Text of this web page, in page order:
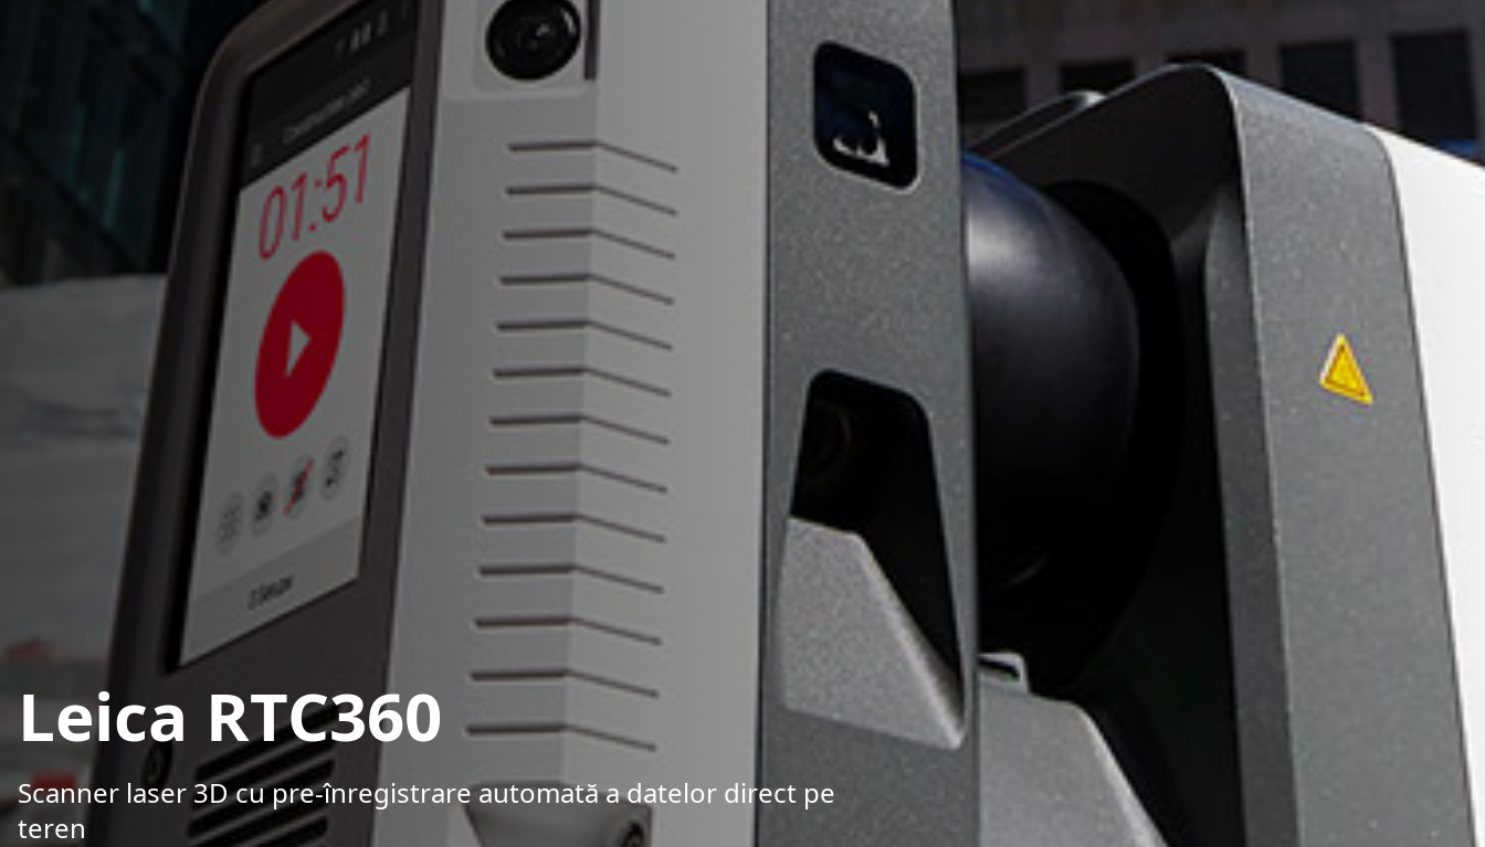
Leica RTC360
Scanner laser 3D cu pre-înregistrare automată a datelor direct pe
teren